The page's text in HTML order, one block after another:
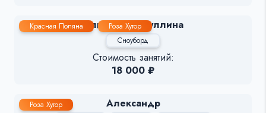
Красная Поляна Роза Хутор
Алина Гиниятуллина
Сноуборд
Стоимость занятий:
18 000 ₽
Роза Хутор Александр